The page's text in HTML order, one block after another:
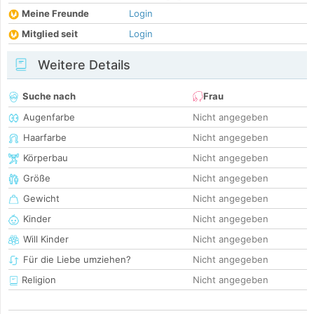
Meine Freunde
Login
Mitglied seit
Login
Weitere Details
Suche nach
Frau
Augenfarbe
Nicht angegeben
Haarfarbe
Nicht angegeben
Körperbau
Nicht angegeben
Größe
Nicht angegeben
Gewicht
Nicht angegeben
Kinder
Nicht angegeben
Will Kinder
Nicht angegeben
Für die Liebe umziehen?
Nicht angegeben
Religion
Nicht angegeben